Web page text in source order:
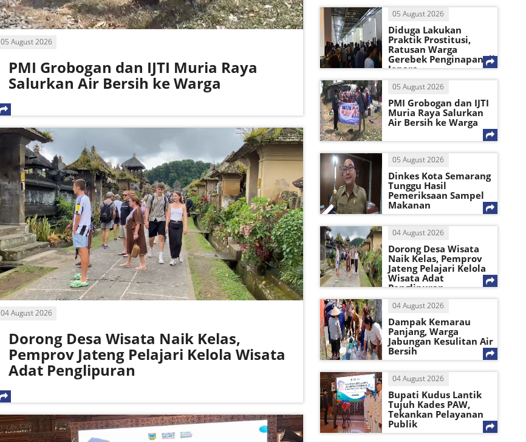
05 August 2026
PMI Grobogan dan IJTI Muria Raya
Salurkan Air Bersih ke Warga
04 August 2026
Dorong Desa Wisata Naik Kelas,
Pemprov Jateng Pelajari Kelola Wisata
Adat Penglipuran
05 August 2026
Diduga Lakukan
Praktik Prostitusi,
Ratusan Warga
Gerebek Penginapan di
Jepara
05 August 2026
PMI Grobogan dan IJTI
Muria Raya Salurkan
Air Bersih ke Warga
05 August 2026
Dinkes Kota Semarang
Tunggu Hasil
Pemeriksaan Sampel
Makanan
04 August 2026
Dorong Desa Wisata
Naik Kelas, Pemprov
Jateng Pelajari Kelola
Wisata Adat
Penglipuran
04 August 2026
Dampak Kemarau
Panjang, Warga
Jabungan Kesulitan Air
Bersih
04 August 2026
Bupati Kudus Lantik
Tujuh Kades PAW,
Tekankan Pelayanan
Publik